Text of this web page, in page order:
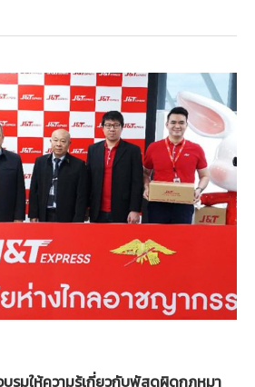
รมให้ความรู้เกี่ยวกับพัสดุผิดกฎหมา